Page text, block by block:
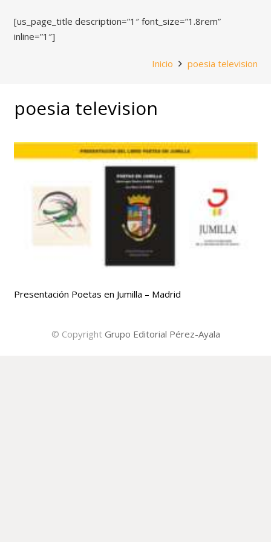
[us_page_title description=”1″ font_size=”1.8rem”
inline=”1″]
Inicio poesia television
poesia television
Presentación Poetas en Jumilla – Madrid
© Copyright Grupo Editorial Pérez-Ayala